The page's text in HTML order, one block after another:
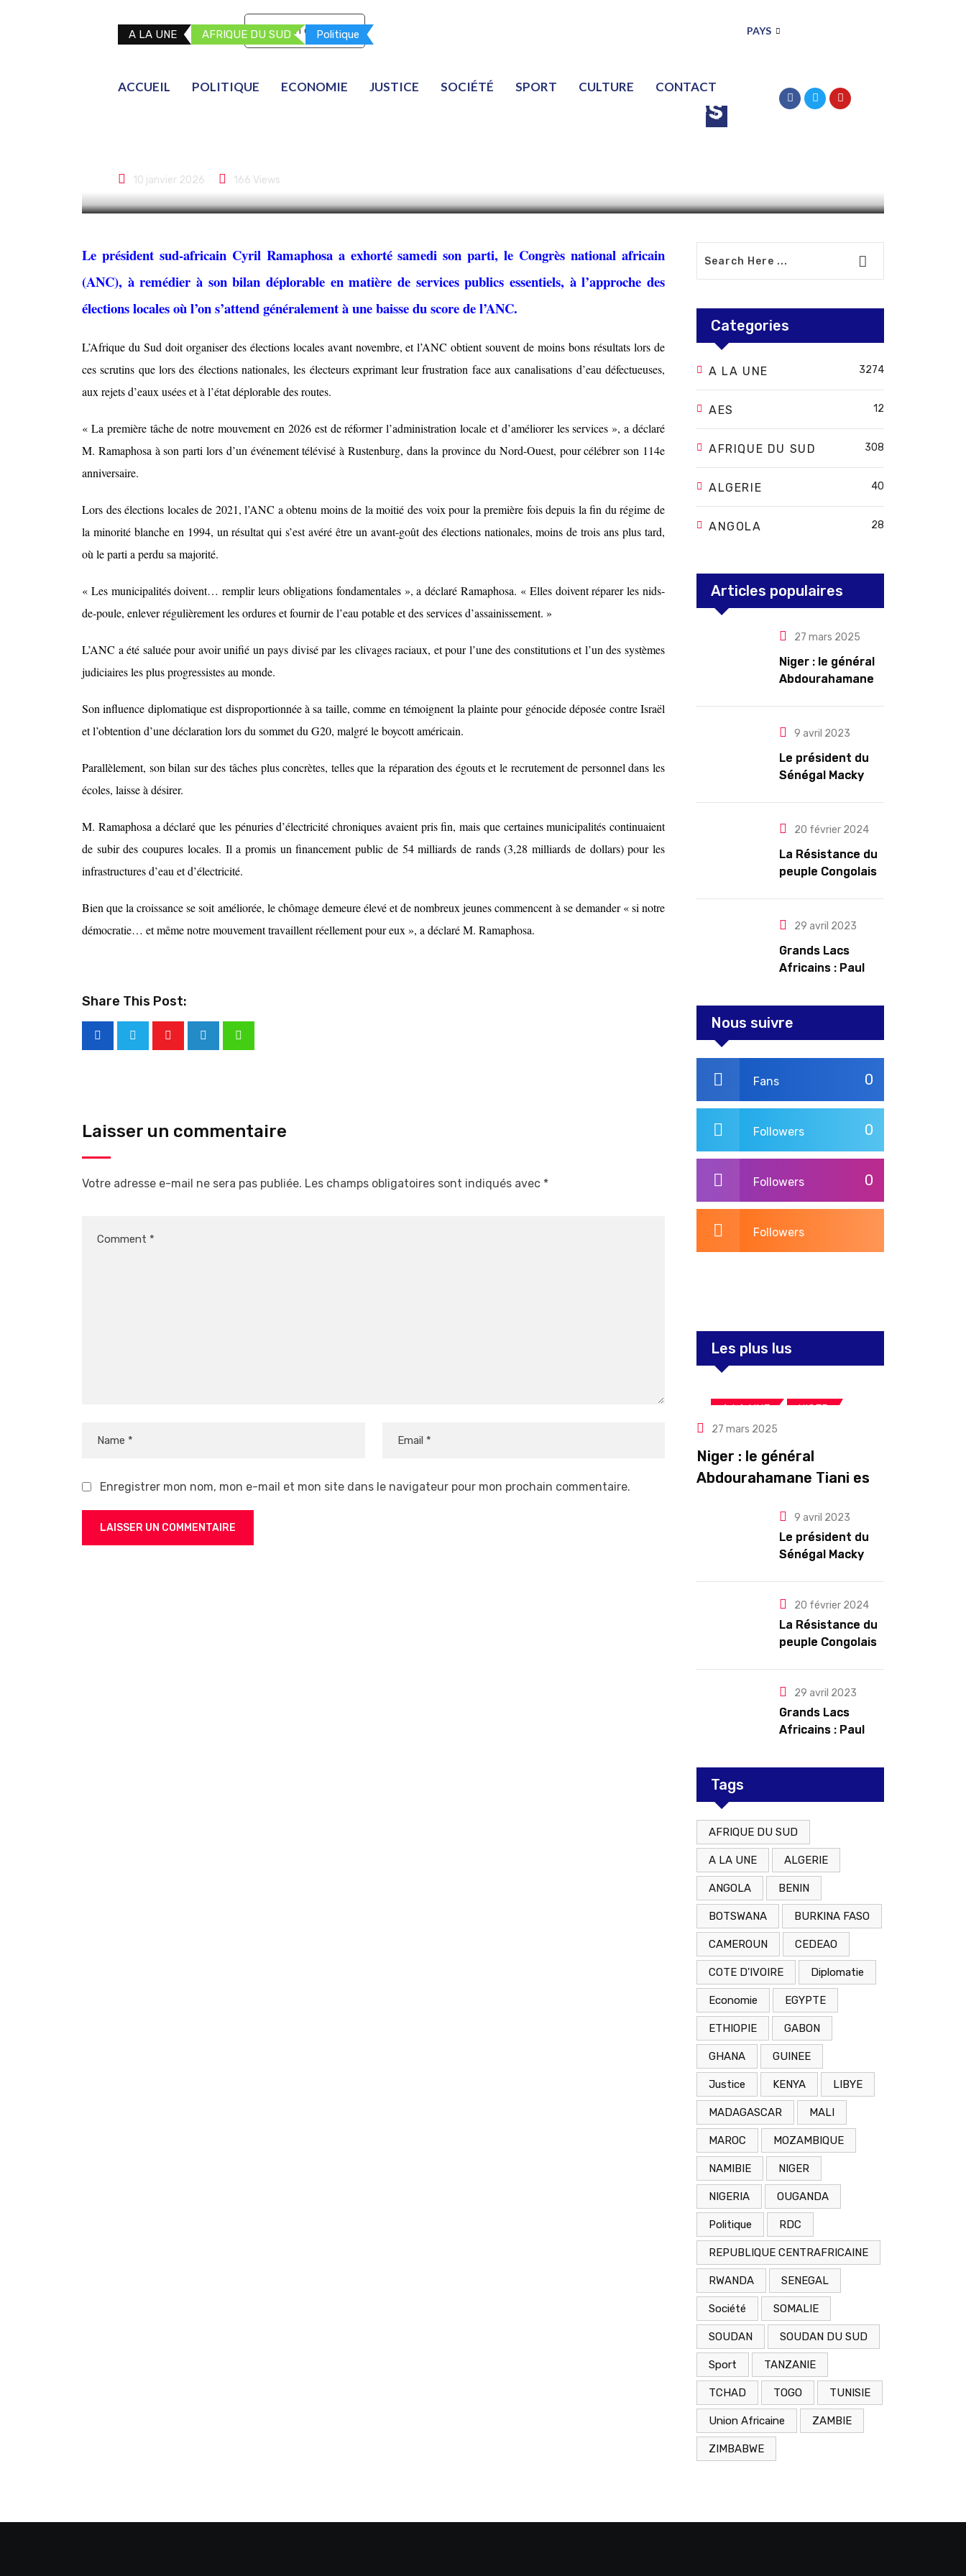
S'abonner Mon compte PAYS
ACCUEIL POLITIQUE ECONOMIE JUSTICE SOCIÉTÉ SPORT CULTURE CONTACT
A LA UNE AFRIQUE DU SUD Politique
Le président sud-africain exhorte l’ANC à réformer
la gouvernance locale défaillante avant les
10 janvier 2026 166 Views
Le président sud-africain Cyril Ramaphosa a exhorté samedi son parti, le Congrès national africain
(ANC), à remédier à son bilan déplorable en matière de services publics essentiels, à l’approche des
élections locales où l’on s’attend généralement à une baisse du score de l’ANC.
L’Afrique du Sud doit organiser des élections locales avant novembre, et l’ANC obtient souvent de moins bons résultats lors de
ces scrutins que lors des élections nationales, les électeurs exprimant leur frustration face aux canalisations d’eau défectueuses,
aux rejets d’eaux usées et à l’état déplorable des routes.
« La première tâche de notre mouvement en 2026 est de réformer l’administration locale et d’améliorer les services », a déclaré
M. Ramaphosa à son parti lors d’un événement télévisé à Rustenburg, dans la province du Nord-Ouest, pour célébrer son 114e
anniversaire.
Lors des élections locales de 2021, l’ANC a obtenu moins de la moitié des voix pour la première fois depuis la fin du régime de
la minorité blanche en 1994, un résultat qui s’est avéré être un avant-goût des élections nationales, moins de trois ans plus tard,
où le parti a perdu sa majorité.
« Les municipalités doivent… remplir leurs obligations fondamentales », a déclaré Ramaphosa. « Elles doivent réparer les nids-
de-poule, enlever régulièrement les ordures et fournir de l’eau potable et des services d’assainissement. »
L’ANC a été saluée pour avoir unifié un pays divisé par les clivages raciaux, et pour l’une des constitutions et l’un des systèmes
judiciaires les plus progressistes au monde.
Son influence diplomatique est disproportionnée à sa taille, comme en témoignent la plainte pour génocide déposée contre Israël
et l’obtention d’une déclaration lors du sommet du G20, malgré le boycott américain.
Parallèlement, son bilan sur des tâches plus concrètes, telles que la réparation des égouts et le recrutement de personnel dans les
écoles, laisse à désirer.
M. Ramaphosa a déclaré que les pénuries d’électricité chroniques avaient pris fin, mais que certaines municipalités continuaient
de subir des coupures locales. Il a promis un financement public de 54 milliards de rands (3,28 milliards de dollars) pour les
infrastructures d’eau et d’électricité.
Bien que la croissance se soit améliorée, le chômage demeure élevé et de nombreux jeunes commencent à se demander « si notre
démocratie… et même notre mouvement travaillent réellement pour eux », a déclaré M. Ramaphosa.
Share This Post:
Laisser un commentaire
Votre adresse e-mail ne sera pas publiée. Les champs obligatoires sont indiqués avec *
Enregistrer mon nom, mon e-mail et mon site dans le navigateur pour mon prochain commentaire.
Categories
A LA UNE 3274
AES 12
AFRIQUE DU SUD 308
ALGERIE 40
ANGOLA 28
Articles populaires
27 mars 2025
Niger : le général
Abdourahamane
investi président
renouvelables
9 avril 2023
Le président du
Sénégal Macky
l’arrêt des
20 février 2024
La Résistance du
peuple Congolais
par le Rwanda
29 avril 2023
Grands Lacs
Africains : Paul
redorer le blason
Nous suivre
0
Fans
0
Followers
0
Followers
Followers
Les plus lus
A LA UNE NIGER
Politique
27 mars 2025
Niger : le général
Abdourahamane Tiani est
président pour cinq ans
renouvelables
9 avril 2023
Le président du
Sénégal Macky
l’arrêt des
troubles
20 février 2024
La Résistance du
peuple Congolais
par le Rwanda
29 avril 2023
Grands Lacs
Africains : Paul
redorer le blason
Tags
AFRIQUE DU SUD
A LA UNE ALGERIE
ANGOLA BENIN
BOTSWANA BURKINA FASO
CAMEROUN CEDEAO
COTE D'IVOIRE Diplomatie
Economie EGYPTE
ETHIOPIE GABON
GHANA GUINEE
Justice KENYA LIBYE
MADAGASCAR MALI
MAROC MOZAMBIQUE
NAMIBIE NIGER
NIGERIA OUGANDA
Politique RDC
REPUBLIQUE CENTRAFRICAINE
RWANDA SENEGAL
Société SOMALIE
SOUDAN SOUDAN DU SUD
Sport TANZANIE
TCHAD TOGO TUNISIE
Union Africaine ZAMBIE
ZIMBABWE